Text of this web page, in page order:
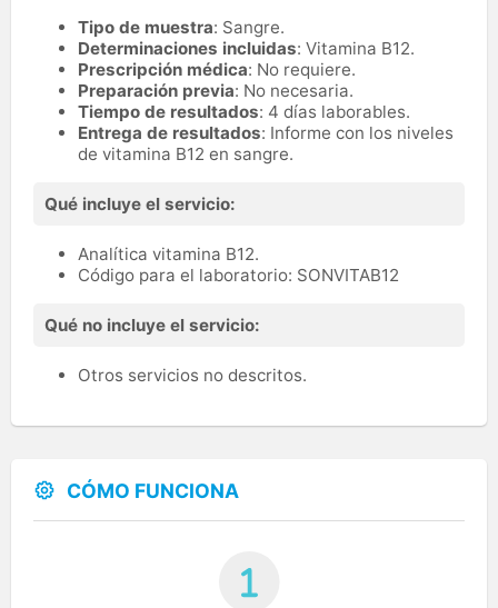
Tipo de muestra: Sangre.
Determinaciones incluidas: Vitamina B12.
Prescripción médica: No requiere.
Preparación previa: No necesaria.
Tiempo de resultados: 4 días laborables.
Entrega de resultados: Informe con los niveles
de vitamina B12 en sangre.
Qué incluye el servicio:
Analítica vitamina B12.
Código para el laboratorio: SONVITAB12
Qué no incluye el servicio:
Otros servicios no descritos.
CÓMO FUNCIONA